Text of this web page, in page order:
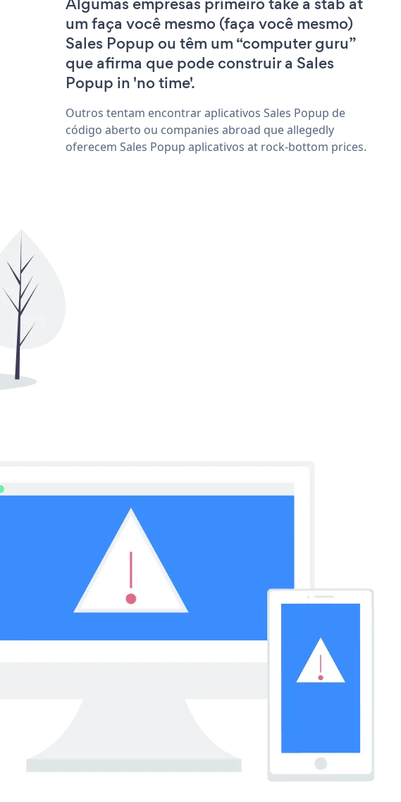
um faça você mesmo (faça você mesmo)
Sales Popup ou têm um “computer guru”
que afirma que pode construir a Sales
Popup in 'no time'.
Outros tentam encontrar aplicativos Sales Popup de
código aberto ou companies abroad que allegedly
oferecem Sales Popup aplicativos at rock-bottom prices.